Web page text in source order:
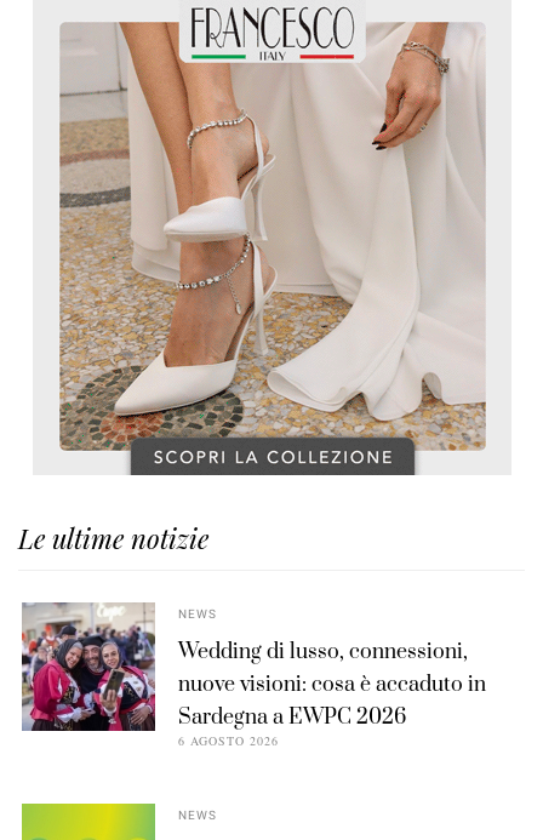
Le ultime notizie
NEWS
Wedding di lusso, connessioni,
nuove visioni: cosa è accaduto in
Sardegna a EWPC 2026
6 AGOSTO 2026
NEWS